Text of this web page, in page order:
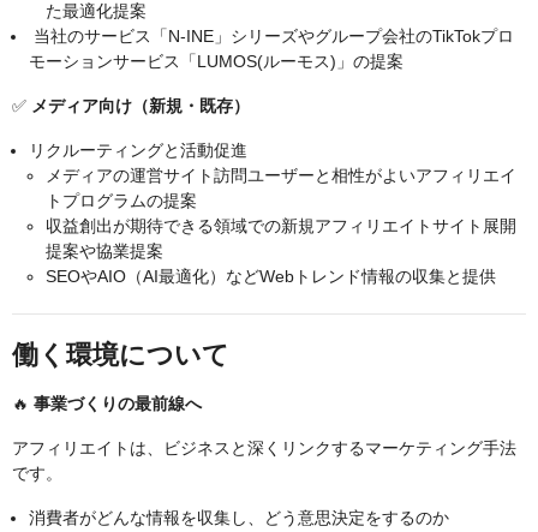
た最適化提案
当社のサービス「N-INE」シリーズやグループ会社のTikTokプロ
モーションサービス「LUMOS(ルーモス)」の提案
✅ メディア向け（新規・既存）
リクルーティングと活動促進
メディアの運営サイト訪問ユーザーと相性がよいアフィリエイ
トプログラムの提案
収益創出が期待できる領域での新規アフィリエイトサイト展開
提案や協業提案
SEOやAIO（AI最適化）などWebトレンド情報の収集と提供
働く環境について
🔥 事業づくりの最前線へ
アフィリエイトは、ビジネスと深くリンクするマーケティング手法
です。
消費者がどんな情報を収集し、どう意思決定をするのか